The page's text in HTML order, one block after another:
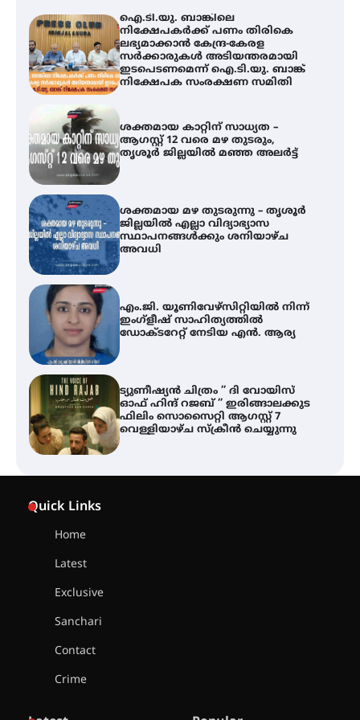
ശക്തമായ കാറ്റിന് സാധ്യത –
ആഗസ്റ്റ് 12 വരെ മഴ തുടരും,
തൃശൂർ ജില്ലയിൽ മഞ്ഞ അലർട്ട്
ശക്തമായ മഴ തുടരുന്നു – തൃശൂർ
ജില്ലയിൽ എല്ലാ വിദ്യാഭ്യാസ
സ്ഥാപനങ്ങൾക്കും ശനിയാഴ്ച
അവധി
എം.ജി. യൂണിവേഴ്‌സിറ്റിയിൽ നിന്ന്
ഇംഗ്ളീഷ് സാഹിത്യത്തിൽ
ഡോക്ടറേറ്റ് നേടിയ എൻ. ആര്യ
ട്യുണീഷ്യൻ ചിത്രം ” ദി വോയിസ്
ഓഫ് ഹിന്ദ് റജബ് ” ഇരിങ്ങാലക്കുട
ഫിലിം സൊസൈറ്റി ആഗസ്റ്റ് 7
വെള്ളിയാഴ്ച സ്‌ക്രീൻ ചെയ്യുന്നു
തിരനോട്ടം ‘അരങ്ങ് 2026’ ഉണർന്നു
Quick Links
Home
Latest
Exclusive
Sanchari
Contact
Crime